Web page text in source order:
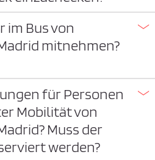
im Bus von
mitnehmen?
für Personen
Mobilität von
Muss der
werden?